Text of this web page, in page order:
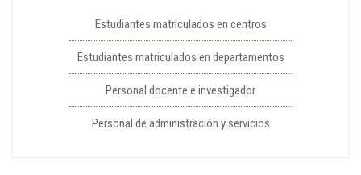
Estudiantes matriculados en centros
Estudiantes matriculados en departamentos
Personal docente e investigador
Personal de administración y servicios